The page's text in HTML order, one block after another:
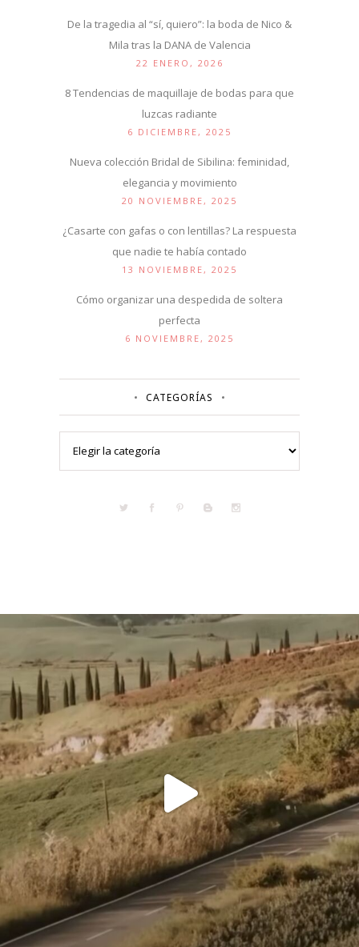
De la tragedia al “sí, quiero”: la boda de Nico &
Mila tras la DANA de Valencia
22 ENERO, 2026
8 Tendencias de maquillaje de bodas para que
luzcas radiante
6 DICIEMBRE, 2025
Nueva colección Bridal de Sibilina: feminidad,
elegancia y movimiento
20 NOVIEMBRE, 2025
¿Casarte con gafas o con lentillas? La respuesta
que nadie te había contado
13 NOVIEMBRE, 2025
Cómo organizar una despedida de soltera
perfecta
6 NOVIEMBRE, 2025
CATEGORÍAS